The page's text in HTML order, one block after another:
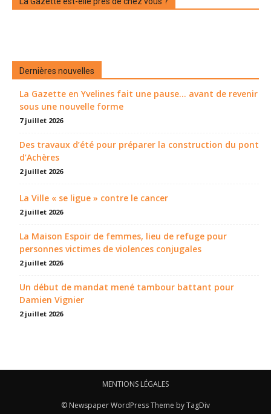
Dernières nouvelles
La Gazette en Yvelines fait une pause... avant de revenir
sous une nouvelle forme
7 juillet 2026
Des travaux d’été pour préparer la construction du pont
d’Achères
2 juillet 2026
La Ville « se ligue » contre le cancer
2 juillet 2026
La Maison Espoir de femmes, lieu de refuge pour
personnes victimes de violences conjugales
2 juillet 2026
Un début de mandat mené tambour battant pour
Damien Vignier
2 juillet 2026
MENTIONS LÉGALES
© Newspaper WordPress Theme by TagDiv